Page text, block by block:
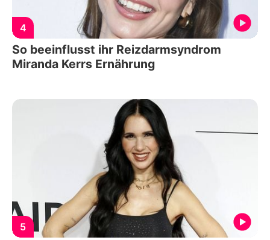
4
So beeinflusst ihr Reizdarmsyndrom
Miranda Kerrs Ernährung
5